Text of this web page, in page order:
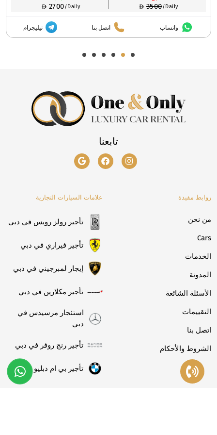
/Daily
اتصل بنا تيليجرام
تابعنا
روابط مفيدة
من نحن
Cars
الخدمات
المدونة
الأسئلة الشائعة
التقييمات
اتصل بنا
الشروط والأحكام
علامات السيارات التجارية
تأجير رولز رويس في دبي
تأجير فيراري في دبي
إيجار لمبرجيني في دبي
تأجير مكلارين في دبي
استئجار مرسيدس في
دبي
تأجير رنج روفر في دبي
تأجير بي ام دبليو دبي